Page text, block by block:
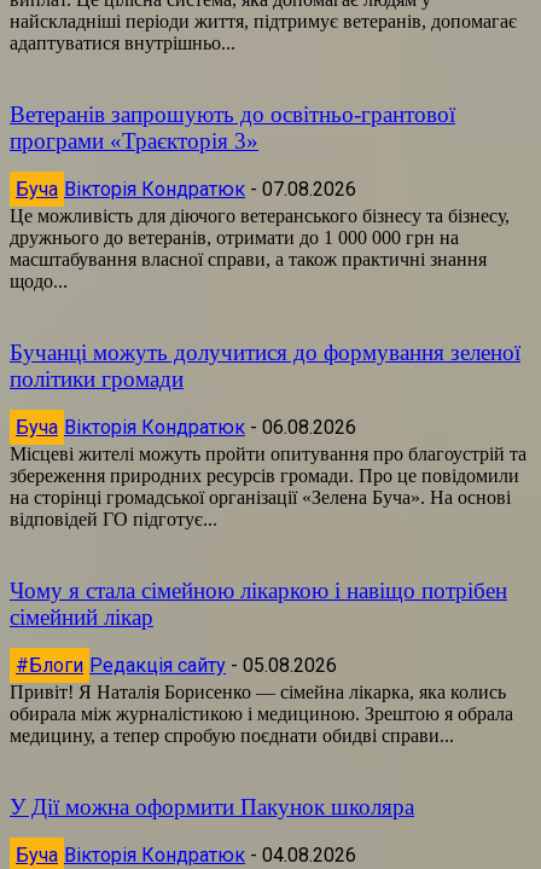
найскладніші періоди життя, підтримує ветеранів, допомагає
адаптуватися внутрішньо...
Ветеранів запрошують до освітньо-грантової
програми «Траєкторія 3»
Буча Вікторія Кондратюк - 07.08.2026
Це можливість для діючого ветеранського бізнесу та бізнесу,
дружнього до ветеранів, отримати до 1 000 000 грн на
масштабування власної справи, а також практичні знання
щодо...
Бучанці можуть долучитися до формування зеленої
політики громади
Буча Вікторія Кондратюк - 06.08.2026
Місцеві жителі можуть пройти опитування про благоустрій та
збереження природних ресурсів громади. Про це повідомили
на сторінці громадської організації «Зелена Буча». На основі
відповідей ГО підготує...
Чому я стала сімейною лікаркою і навіщо потрібен
сімейний лікар
#Блоги Редакція сайту - 05.08.2026
Привіт! Я Наталія Борисенко — сімейна лікарка, яка колись
обирала між журналістикою і медициною. Зрештою я обрала
медицину, а тепер спробую поєднати обидві справи...
У Дії можна оформити Пакунок школяра
Буча Вікторія Кондратюк - 04.08.2026